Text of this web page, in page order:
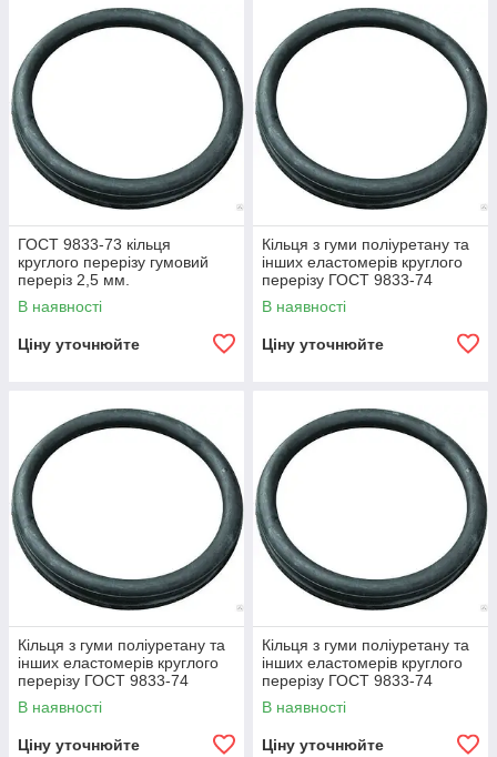
ГОСТ 9833-73 кільця
круглого перерізу гумовий
переріз 2,5 мм.
В наявності
Ціну уточнюйте
Кільця з гуми поліуретану та
інших еластомерів круглого
перерізу ГОСТ 9833-74
переріз 3,0 мм.
В наявності
Ціну уточнюйте
Кільця з гуми поліуретану та
інших еластомерів круглого
перерізу ГОСТ 9833-74
переріз 3,6 мм.
В наявності
Ціну уточнюйте
Кільця з гуми поліуретану та
інших еластомерів круглого
перерізу ГОСТ 9833-74
переріз 4,6 мм.
В наявності
Ціну уточнюйте